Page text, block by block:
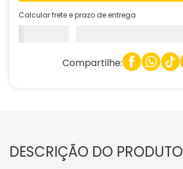
Calcular frete e prazo de entrega
Compartilhe:
DESCRIÇÃO DO PRODUTO